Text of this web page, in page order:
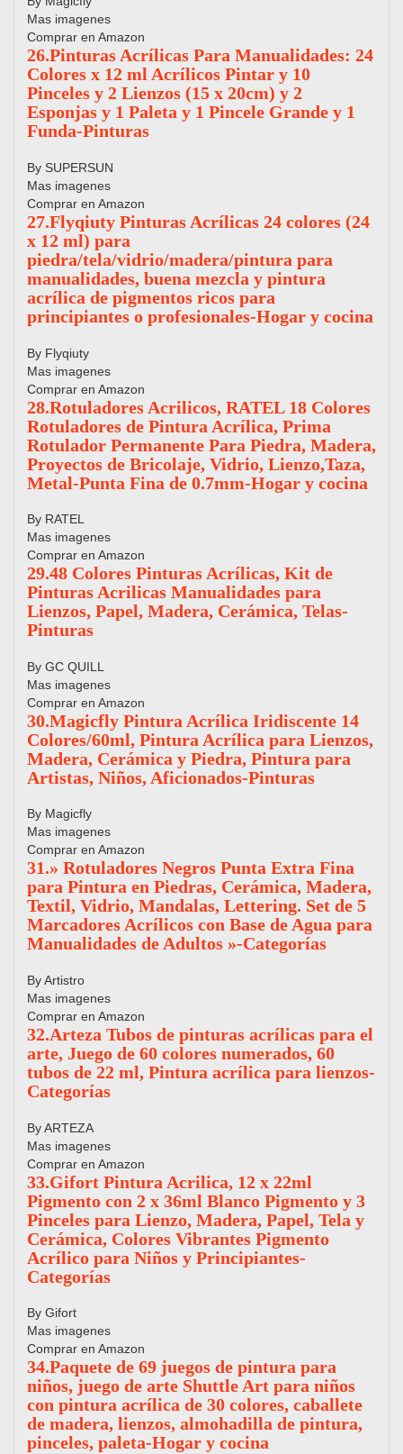
Mas imagenes
Comprar en Amazon
26.Pinturas Acrílicas Para Manualidades: 24
Colores x 12 ml Acrílicos Pintar y 10
Pinceles y 2 Lienzos (15 x 20cm) y 2
Esponjas y 1 Paleta y 1 Pincele Grande y 1
Funda-Pinturas
By SUPERSUN
Mas imagenes
Comprar en Amazon
27.Flyqiuty Pinturas Acrílicas 24 colores (24
x 12 ml) para
piedra/tela/vidrio/madera/pintura para
manualidades, buena mezcla y pintura
acrílica de pigmentos ricos para
principiantes o profesionales-Hogar y cocina
By Flyqiuty
Mas imagenes
Comprar en Amazon
28.Rotuladores Acrilicos, RATEL 18 Colores
Rotuladores de Pintura Acrílica, Prima
Rotulador Permanente Para Piedra, Madera,
Proyectos de Bricolaje, Vidrio, Lienzo,Taza,
Metal-Punta Fina de 0.7mm-Hogar y cocina
By RATEL
Mas imagenes
Comprar en Amazon
29.48 Colores Pinturas Acrílicas, Kit de
Pinturas Acrilicas Manualidades para
Lienzos, Papel, Madera, Cerámica, Telas-
Pinturas
By GC QUILL
Mas imagenes
Comprar en Amazon
30.Magicfly Pintura Acrílica Iridiscente 14
Colores/60ml, Pintura Acrílica para Lienzos,
Madera, Cerámica y Piedra, Pintura para
Artistas, Niños, Aficionados-Pinturas
By Magicfly
Mas imagenes
Comprar en Amazon
31.» Rotuladores Negros Punta Extra Fina
para Pintura en Piedras, Cerámica, Madera,
Textil, Vidrio, Mandalas, Lettering. Set de 5
Marcadores Acrílicos con Base de Agua para
Manualidades de Adultos »-Categorías
By Artistro
Mas imagenes
Comprar en Amazon
32.Arteza Tubos de pinturas acrílicas para el
arte, Juego de 60 colores numerados, 60
tubos de 22 ml, Pintura acrílica para lienzos-
Categorías
By ARTEZA
Mas imagenes
Comprar en Amazon
33.Gifort Pintura Acrilica, 12 x 22ml
Pigmento con 2 x 36ml Blanco Pigmento y 3
Pinceles para Lienzo, Madera, Papel, Tela y
Cerámica, Colores Vibrantes Pigmento
Acrílico para Niños y Principiantes-
Categorías
By Gifort
Mas imagenes
Comprar en Amazon
34.Paquete de 69 juegos de pintura para
niños, juego de arte Shuttle Art para niños
con pintura acrílica de 30 colores, caballete
de madera, lienzos, almohadilla de pintura,
pinceles, paleta-Hogar y cocina